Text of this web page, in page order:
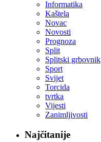
Informatika
Kaštela
Novac
Novosti
Prognoza
Split
Splitski grbovnik
Sport
Svijet
Torcida
tvrtka
Vijesti
Zanimljivosti
Najčitanije